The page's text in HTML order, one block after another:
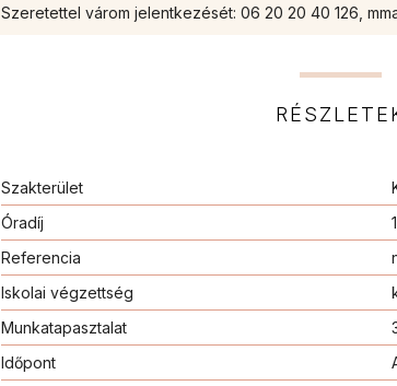
Szeretettel várom jelentkezését: 06 20 20 40 126,
Szakterület
Óradíj
Referencia
Iskolai végzettség
Munkatapasztalat
Időpont